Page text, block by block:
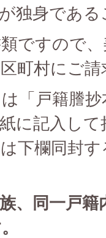
独身であ
ですので
町村にご
「戸籍謄
に記入し
下欄同封
、同一戸